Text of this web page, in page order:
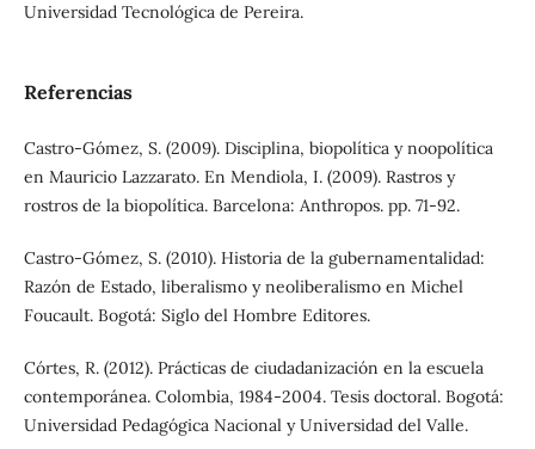
Universidad Tecnológica de Pereira.
Referencias
Castro-Gómez, S. (2009). Disciplina, biopolítica y noopolítica
en Mauricio Lazzarato. En Mendiola, I. (2009). Rastros y
rostros de la biopolítica. Barcelona: Anthropos. pp. 71-92.
Castro-Gómez, S. (2010). Historia de la gubernamentalidad:
Razón de Estado, liberalismo y neoliberalismo en Michel
Foucault. Bogotá: Siglo del Hombre Editores.
Córtes, R. (2012). Prácticas de ciudadanización en la escuela
contemporánea. Colombia, 1984-2004. Tesis doctoral. Bogotá:
Universidad Pedagógica Nacional y Universidad del Valle.